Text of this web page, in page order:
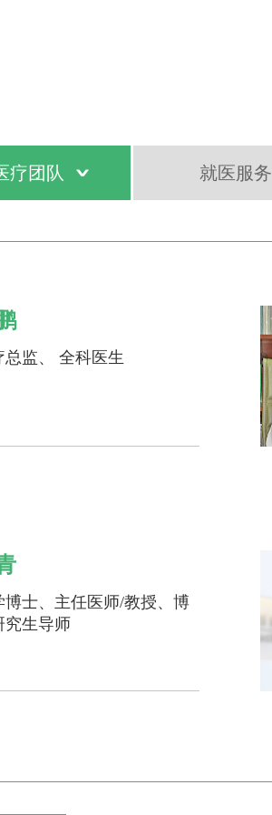
疗团队 就医服务
总监、 全科医生
博士、主任医师/教授、博
究生导师